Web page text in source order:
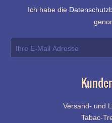
Ich habe die
Versand- und
Tabac-